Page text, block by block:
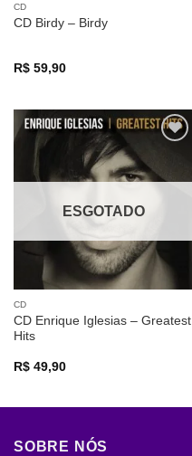
CD
CD Birdy – Birdy
R$59,90
a lista de
desejos
ESGOTADO
CD
CD Enrique Iglesias – Greatest
Hits
R$49,90
SOBRE NÓS